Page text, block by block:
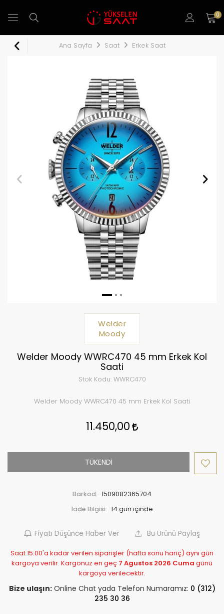
0
Ana Sayfa Saat Erkek Saat
Welder
Moody
Welder Moody WWRC470 45 mm Erkek Kol
Saati
Stok Kodu:WWRC470
Welder Moody WWRC470 45 mm Erkek Kol Saati
11.450,00
TÜKENDİ
Barkod: 1509082365704
İade Bilgisi:
Fiyatı Düşünce Haber Ver Bu Ürünü Paylaş
Saat 15:00'a kadar verilen siparişler (hafta sonu hariç) aynı gün
kargoya verilir. Kargonuz en geç 7 Agustos 2026 Cuma günü
kargoya verilecektir.
Bize ulaşın:Online Chat yada Telefon Numaramız: 0 (312)
235 30 36